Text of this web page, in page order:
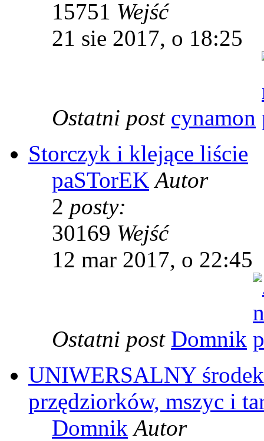
15751 Wejść
21 sie 2017, o 18:25
Ostatni post cynamon
Storczyk i klejące liście
paSTorEK Autor
2 posty:
30169 Wejść
12 mar 2017, o 22:45
Ostatni post Domnik
UNIWERSALNY
przędziorków, mszyc i
Domnik Autor